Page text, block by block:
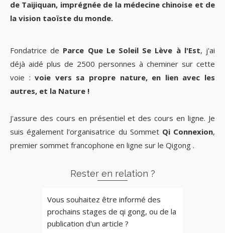
de Taijiquan, imprégnée de la médecine chinoise et de
la vision taoïste du monde.
Fondatrice de Parce Que Le Soleil Se Lève à l'Est, j'ai
déjà aidé plus de 2500 personnes à cheminer sur cette
voie :voie vers sa propre nature, en lien avec les
autres, et la Nature !
J'assure des cours en présentiel et des cours en ligne. Je
suis également l'organisatrice du Sommet Qi Connexion,
premier sommet francophone en ligne sur le Qigong .
Rester en relation ?
Vous souhaitez être informé des
prochains stages de qi gong, ou de la
publication d'un article ?